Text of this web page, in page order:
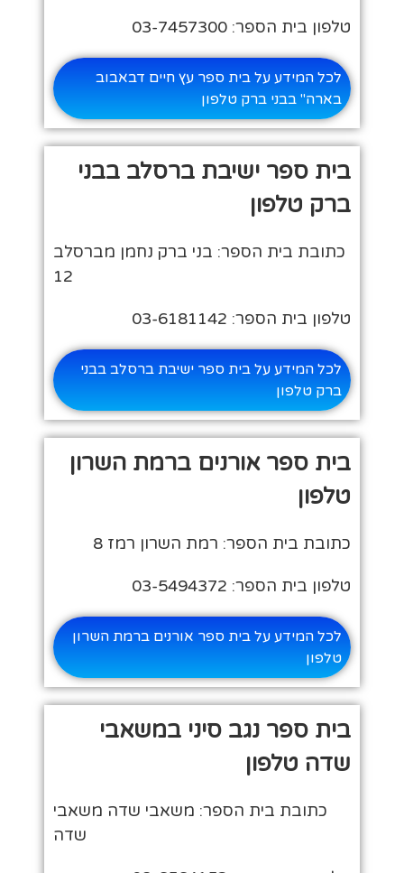
טלפון בית הספר: 03-7457300
לכל המידע על בית ספר עץ חיים דבאבוב
בארה" בבני ברק טלפון
בית ספר ישיבת ברסלב בבני
ברק טלפון
כתובת בית הספר: בני ברק נחמן מברסלב
12
טלפון בית הספר: 03-6181142
לכל המידע על בית ספר ישיבת ברסלב בבני
ברק טלפון
בית ספר אורנים ברמת השרון
טלפון
כתובת בית הספר: רמת השרון רמז 8
טלפון בית הספר: 03-5494372
לכל המידע על בית ספר אורנים ברמת השרון
טלפון
בית ספר נגב סיני במשאבי
שדה טלפון
כתובת בית הספר: משאבי שדה משאבי
שדה